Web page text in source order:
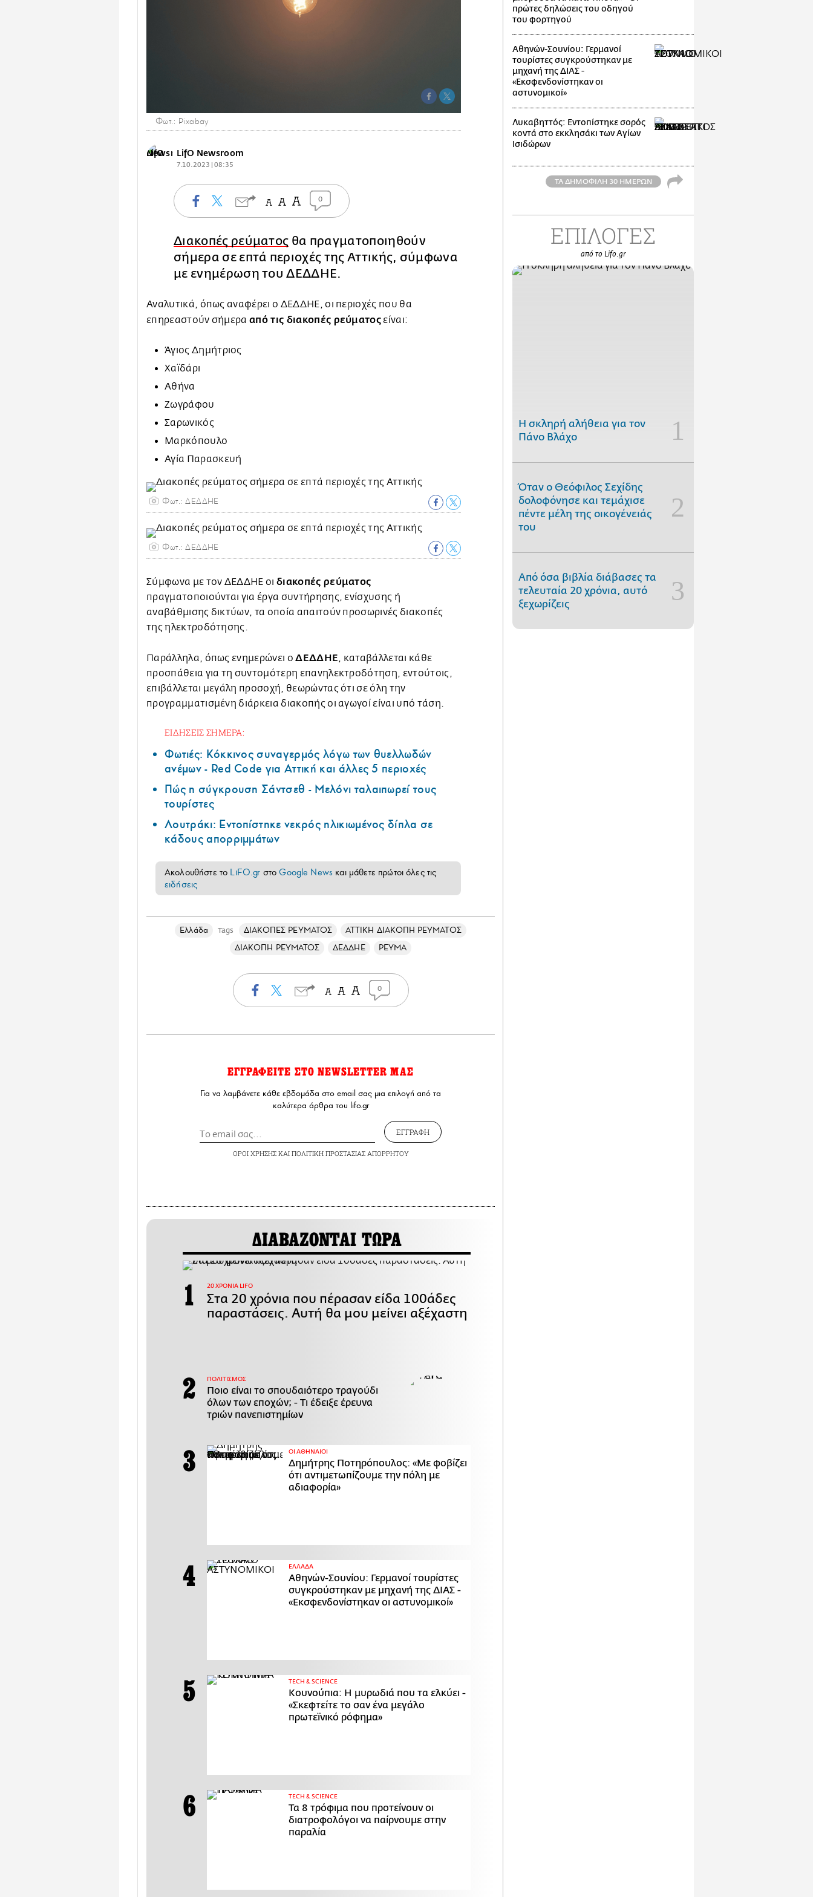
Φωτ.: Pixabay
LifO Newsroom
7.10.2023 | 08:35
0
Διακοπές ρεύματος θα πραγματοποιηθούν
σήμερα σε επτά περιοχές της Αττικής, σύμφωνα
με ενημέρωση του ΔΕΔΔΗΕ.
Αναλυτικά, όπως αναφέρει ο ΔΕΔΔΗΕ, οι περιοχές που θα
επηρεαστούν σήμερααπό τις διακοπές ρεύματοςείναι:
Άγιος Δημήτριος
Χαϊδάρι
Αθήνα
Ζωγράφου
Σαρωνικός
Μαρκόπουλο
Αγία Παρασκευή
Φωτ.: ΔΕΔΔΗΕ
Φωτ.: ΔΕΔΔΗΕ
Σύμφωνα με τον ΔΕΔΔΗΕ οι διακοπές ρεύματος
πραγματοποιούνται για έργα συντήρησης, ενίσχυσης ή
αναβάθμισης δικτύων, τα οποία απαιτούν προσωρινές διακοπές
της ηλεκτροδότησης.
Παράλληλα, όπως ενημερώνει οΔΕΔΔΗΕ, καταβάλλεται κάθε
προσπάθεια για τη συντομότερη επανηλεκτροδότηση, εντούτοις,
επιβάλλεται μεγάλη προσοχή, θεωρώντας ότι σε όλη την
προγραμματισμένη διάρκεια διακοπής οι αγωγοί είναι υπό τάση.
ΕΙΔΗΣΕΙΣ ΣΗΜΕΡΑ:
Φωτιές: Κόκκινος συναγερμός λόγω των θυελλωδών
ανέμων - Red Code για Αττική και άλλες 5 περιοχές
Πώς η σύγκρουση Σάντσεθ - Μελόνι ταλαιπωρεί τους
τουρίστες
Λουτράκι: Εντοπίστηκε νεκρός ηλικιωμένος δίπλα σε
κάδους απορριμμάτων
Ακολουθήστε το LiFO.gr στοGoogle News και μάθετε πρώτοι όλες τις
ειδήσεις
Ελλάδα Tags ΔΙΑΚΟΠΕΣ ΡΕΥΜΑΤΟΣ
ΑΤΤΙΚΗ ΔΙΑΚΟΠΗ ΡΕΥΜΑΤΟΣ
ΔΙΑΚΟΠΗ ΡΕΥΜΑΤΟΣ
ΔΕΔΔΗΕ ΡΕΥΜΑ
0
ΕΓΓΡΑΦΕΙΤΕ ΣΤΟ NEWSLETTER ΜΑΣ
Για να λαμβάνετε κάθε εβδομάδα στο email σας μια επιλογή από τα
καλύτερα άρθρα του lifo.gr
ΕΓΓΡΑΦΗ
ΟΡΟΙ ΧΡΗΣΗΣΚΑΙ ΠΟΛΙΤΙΚΗ ΠΡΟΣΤΑΣΙΑΣ ΑΠΟΡΡΗΤΟΥ
ΔΙΑΒΑΖΟΝΤΑΙ ΤΩΡΑ
20 ΧΡΟΝΙΑ LIFO
Στα 20 χρόνια που πέρασαν είδα 100άδες
παραστάσεις. Αυτή θα μου μείνει αξέχαστη
ΠΟΛΙΤΙΣΜΟΣ
Ποιο είναι το σπουδαιότερο τραγούδι
όλων των εποχών; - Τι έδειξε έρευνα
τριών πανεπιστημίων
ΟΙ ΑΘΗΝΑΙΟΙ
Δημήτρης Ποτηρόπουλος: «Με φοβίζει
ότι αντιμετωπίζουμε την πόλη με
αδιαφορία»
ΕΛΛΑΔΑ
Αθηνών-Σουνίου: Γερμανοί τουρίστες
συγκρούστηκαν με μηχανή της ΔΙΑΣ -
«Εκσφενδονίστηκαν οι αστυνομικοί»
ΤECH & SCIENCE
Κουνούπια: Η μυρωδιά που τα ελκύει -
«Σκεφτείτε το σαν ένα μεγάλο
πρωτεϊνικό ρόφημα»
ΤECH & SCIENCE
Τα 8 τρόφιμα που προτείνουν οι
διατροφολόγοι να παίρνουμε στην
παραλία
πρώτες δηλώσεις του οδηγού
του φορτηγού
Αθηνών-Σουνίου: Γερμανοί
τουρίστες συγκρούστηκαν με
μηχανή της ΔΙΑΣ -
«Εκσφενδονίστηκαν οι
αστυνομικοί»
Λυκαβηττός: Εντοπίστηκε σορός
κοντά στο εκκλησάκι των Αγίων
Ισιδώρων
ΤΑ ΔΗΜΟΦΙΛΗ 30 ΗΜΕΡΩΝ
ΕΠΙΛΟΓΕΣ
από το Lifo.gr
H σκληρή αλήθεια για τον
Πάνο Βλάχο
Όταν ο Θεόφιλος Σεχίδης
δολοφόνησε και τεμάχισε
πέντε μέλη της οικογένειάς
του
Από όσα βιβλία διάβασες τα
τελευταία 20 χρόνια, αυτό
ξεχωρίζεις